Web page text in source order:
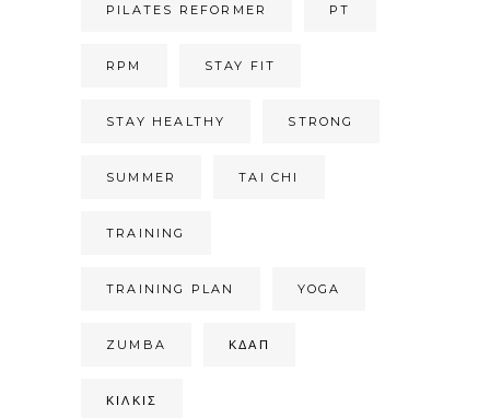
PILATES REFORMER PT
RPM STAY FIT
STAY HEALTHY STRONG
SUMMER TAI CHI
TRAINING
TRAINING PLAN YOGA
ZUMBA ΚΔΑΠ
ΚΙΛΚΊΣ